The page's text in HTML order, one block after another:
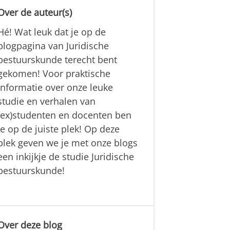
de auteur(s)
Wat leuk dat je op de
van Juridische
terecht bent
Voor praktische
over onze leuke
en verhalen van
en docenten ben
op de juiste plek! Op deze
geven we je met onze blogs
inkijkje de studie Juridische
deze blog